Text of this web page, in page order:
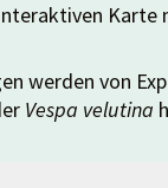
Karte
werden von
Vespa velutina